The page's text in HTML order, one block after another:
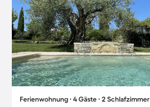
Ferienwohnung ∙ 4 Gäste ∙ 2 Schlafzimmer